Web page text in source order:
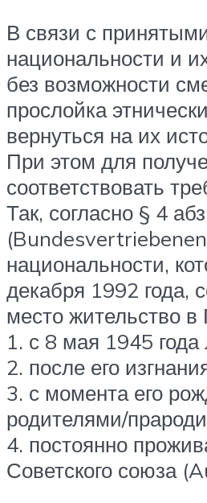
В связи с
национальности и
без возможности
прослойка
вернуться на их
При этом для
соответствовать
Так, согласно § 4
национальности,
декабря 1992 года,
место жительство в
1. с 8 мая 1945 года
2. после его
3. с момента его
родителями/
4. постоянно
Советского союза